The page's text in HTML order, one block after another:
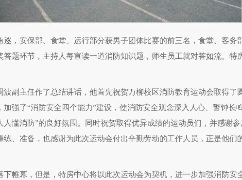
逐，安保部、食堂、运行部分获男子团体比赛的前三名，食堂、客务
答题环节，主持人每宣读一道消防知识题，师生员工就对答如流。特
波副主任作了总结讲话，他首先祝贺万柳校区消防教育运动会取得了
强了“消防安全四个能力”建设，使消防安全观念深入人心、警钟长
人懂消防”的良好氛围。同时祝贺取得优异成绩的运动员们，并感谢
练、准备，也感谢为此次运动会付出辛勤劳动的工作人员，正是他们
下帷幕，但是，特房中心将以此次运动会为契机，进一步加强消防安